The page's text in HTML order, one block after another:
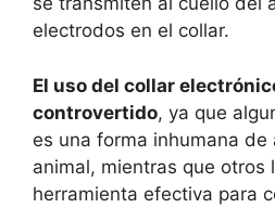
electrodos en el collar.
El uso del collar
controvertido, ya que
es una forma inhumana de
animal, mientras que otros
herramienta efectiva para